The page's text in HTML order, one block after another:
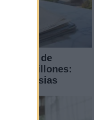
ático de
6,3 millones: